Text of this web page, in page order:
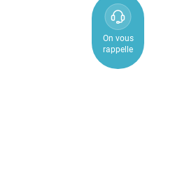
0800
850
800
On vous
rappelle